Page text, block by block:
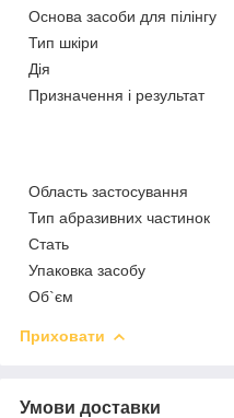
Основа засоби для пілінгу
Тип шкіри
Дія
Призначення і результат
Область застосування
Тип абразивних частинок
Стать
Упаковка засобу
Об`єм
Приховати
Умови доставки